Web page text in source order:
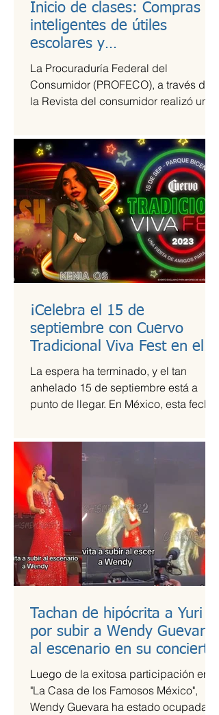
Inicio de clases: Compras
inteligentes de útiles
escolares y
recomendaciones para la
lonchera
La Procuraduría Federal del
Consumidor (PROFECO), a través de
la Revista del consumidor realizó un
¡Celebra el 15 de
septiembre con Cuervo
Tradicional Viva Fest en el
Parque Bicentenario!
La espera ha terminado, y el tan
anhelado 15 de septiembre está a
punto de llegar. En México, esta fecha
Tachan de hipócrita a Yuri
por subir a Wendy Guevara
al escenario en su concierto
Luego de la exitosa participación en
"La Casa de los Famosos México",
Wendy Guevara ha estado ocupada